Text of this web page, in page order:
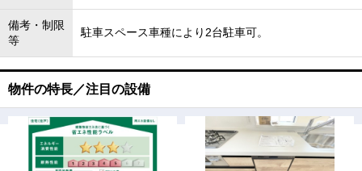
備考・制限
等
駐車スペース車種により2台駐車可。
物件の特長／注目の設備